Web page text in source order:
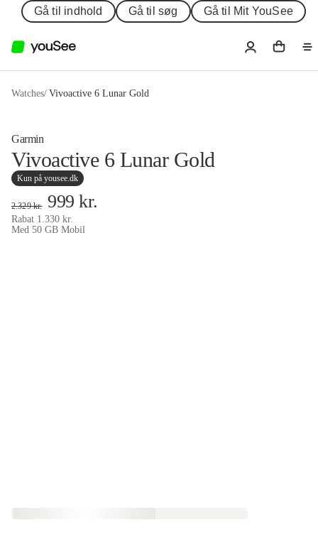
Gå til indhold Gå til søg Gå til Mit YouSee
Watches/ Vivoactive 6 Lunar Gold
Garmin
Vivoactive 6 Lunar Gold
Kun på yousee.dk
2.329kr. 999kr.
Rabat 1.330 kr.
Med 50 GB Mobil